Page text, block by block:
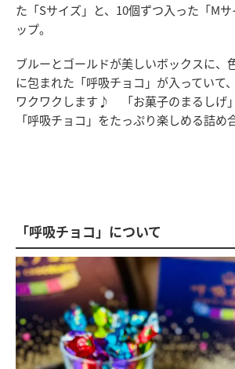
た「Sサイズ」と、10個ずつ入った「M
ップ。
ブルーとゴールドが美しいボックスに、
に包まれた「呼吸チョコ」が入っていて
ワクワクします♪ 「お菓子のまるしげ
「呼吸チョコ」をたっぷり楽しめる詰
「呼吸チョコ」について